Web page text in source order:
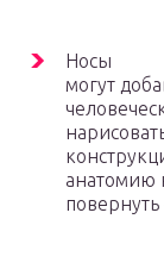
Носы
могут
анатомию
повернуть